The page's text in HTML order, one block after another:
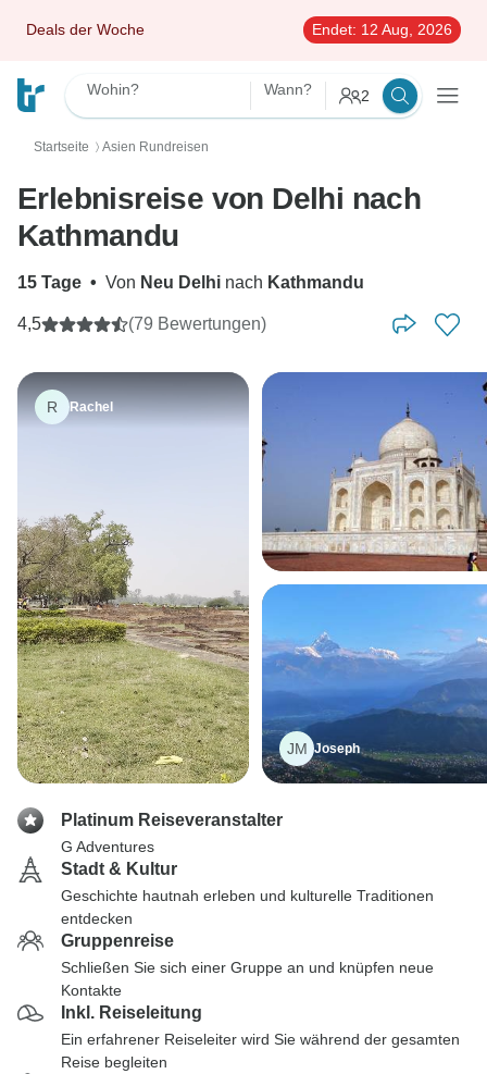
Deals der Woche Endet: 12 Aug, 2026
Wohin? Wann? 2
Startseite 〉 Asien Rundreisen
Erlebnisreise von Delhi nach
Kathmandu
15 Tage • Von Neu Delhi nach Kathmandu
4,5 (79 Bewertungen)
R Rachel
JM Joseph
Platinum Reiseveranstalter
G Adventures
Stadt & Kultur
Geschichte hautnah erleben und kulturelle Traditionen
entdecken
Gruppenreise
Schließen Sie sich einer Gruppe an und knüpfen neue
Kontakte
Inkl. Reiseleitung
Ein erfahrener Reiseleiter wird Sie während der gesamten
Reise begleiten